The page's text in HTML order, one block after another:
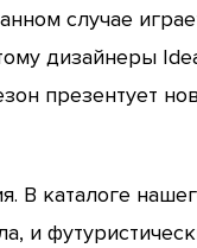
случае
дизайнеры
презентует
каталоге
и